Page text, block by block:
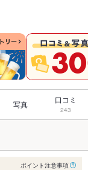
写真 口コミ
243
ポイント注意事項